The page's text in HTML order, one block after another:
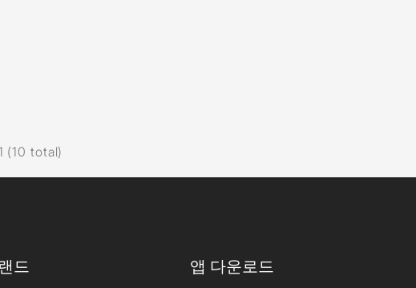
(10 total)
드 앱 다운로드